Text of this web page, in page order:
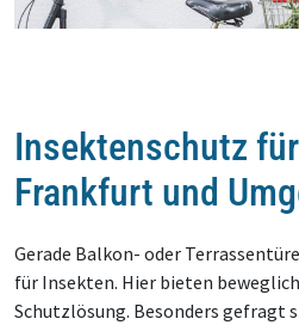
Insektenschutz
Frankfurt und
Gerade Balkon- oder
für Insekten. Hier bieten
Schutzlösung. Besonders gefragt